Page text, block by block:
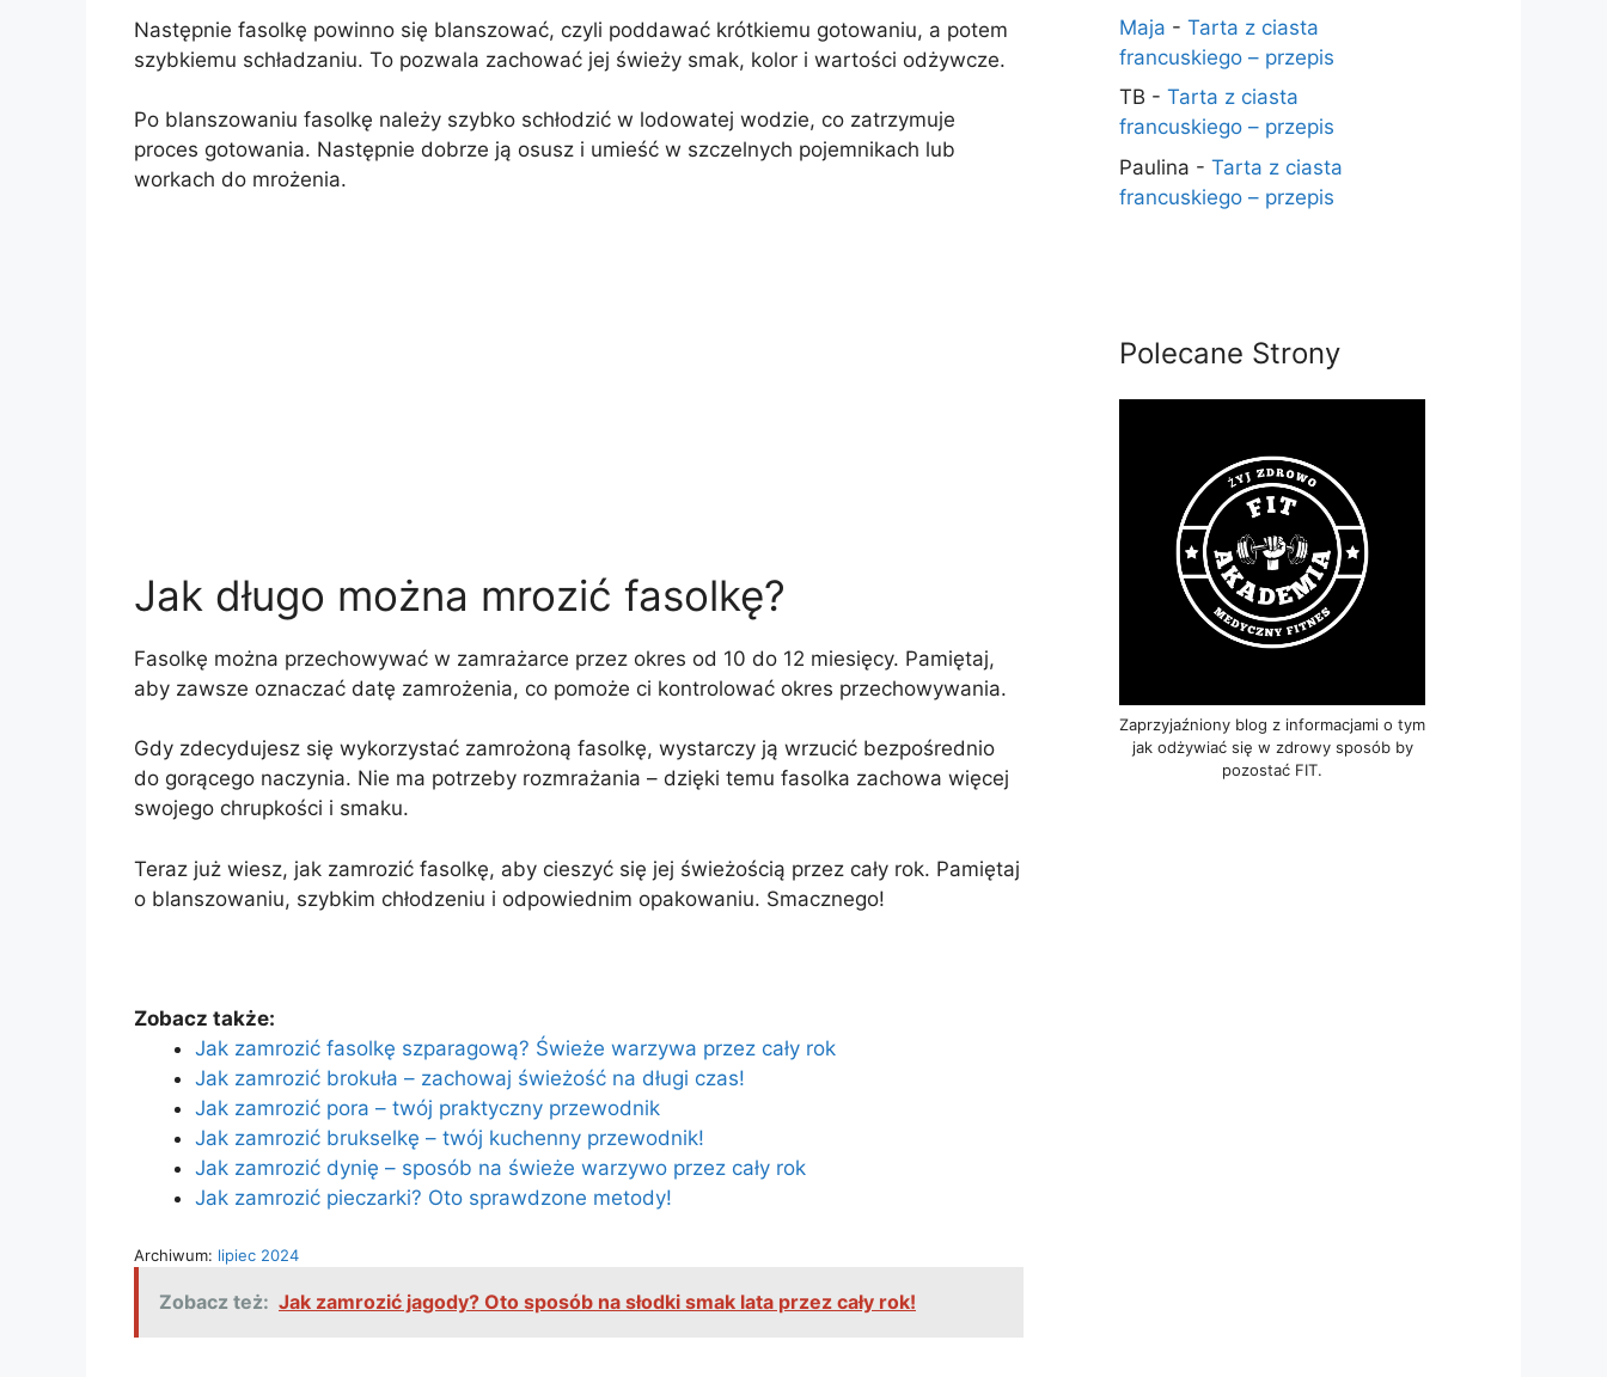
Następnie fasolkę powinno się blanszować, czyli poddawać krótkiemu gotowaniu, a potem
szybkiemu schładzaniu. To pozwala zachować jej świeży smak, kolor i wartości odżywcze.
Po blanszowaniu fasolkę należy szybko schłodzić w lodowatej wodzie, co zatrzymuje
proces gotowania. Następnie dobrze ją osusz i umieść w szczelnych pojemnikach lub
workach do mrożenia.
Jak długo można mrozić fasolkę?
Fasolkę można przechowywać w zamrażarce przez okres od 10 do 12 miesięcy. Pamiętaj,
aby zawsze oznaczać datę zamrożenia, co pomoże ci kontrolować okres przechowywania.
Gdy zdecydujesz się wykorzystać zamrożoną fasolkę, wystarczy ją wrzucić bezpośrednio
do gorącego naczynia. Nie ma potrzeby rozmrażania – dzięki temu fasolka zachowa więcej
swojego chrupkości i smaku.
Teraz już wiesz, jak zamrozić fasolkę, aby cieszyć się jej świeżością przez cały rok. Pamiętaj
o blanszowaniu, szybkim chłodzeniu i odpowiednim opakowaniu. Smacznego!
Zobacz także:
Jak zamrozić fasolkę szparagową? Świeże warzywa przez cały rok
Jak zamrozić brokuła – zachowaj świeżość na długi czas!
Jak zamrozić pora – twój praktyczny przewodnik
Jak zamrozić brukselkę – twój kuchenny przewodnik!
Jak zamrozić dynię – sposób na świeże warzywo przez cały rok
Jak zamrozić pieczarki? Oto sprawdzone metody!
Archiwum: lipiec 2024
Zobacz też: Jak zamrozić jagody? Oto sposób na słodki smak lata przez cały rok!
Maja - Tarta z ciasta
francuskiego – przepis
TB - Tarta z ciasta
francuskiego – przepis
Paulina - Tarta z ciasta
francuskiego – przepis
Polecane Strony
Zaprzyjaźniony blog z informacjami o tym
jak odżywiać się w zdrowy sposób by
pozostać FIT.